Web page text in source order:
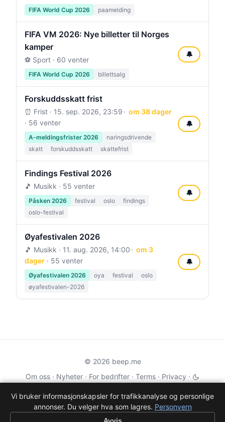
FIFA World Cup 2026 paamelding
FIFA VM 2026: Nye billetter til Norges
kamper
⚽ Sport · 60 venter
FIFA World Cup 2026 billettsalg
🔔
Forskuddsskatt frist
⏰ Frist · 15. sep. 2026, 23:59
om 38 dager
· 56 venter
A-meldingsfrister 2026
naringsdrivende
skatt
forskuddsskatt skattefrist
🔔
Findings Festival 2026
🎵 Musikk · 55 venter
Påsken 2026 festival oslo
findings
oslo-festival
🔔
Øyafestivalen 2026
🎵 Musikk · 11. aug. 2026, 14:00
om 3
dager · 55 venter
Øyafestivalen 2026 oya festival
oslo
øyafestivalen-2026
🔔
© 2026 beep.me
Om oss · Nyheter · For bedrifter · Terms · Privacy ·
·Wikidata·OMDb
Data from TMDB, Wikidata & OMDb. Not endorsed or certified by these
services.
Vi bruker informasjonskapsler for trafikkanalyse og personlige
annonser. Du velger hva som lagres. Personvern